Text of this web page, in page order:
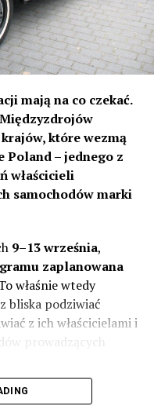
mają na co czekać.
które wezmą
Poland – jednego z
właścicieli
samochodów marki
9–13 września,
zaplanowana
właśnie wtedy
bliska podziwiać
z ich właścicielami i
prowadzących
87 załóg i 190 osób